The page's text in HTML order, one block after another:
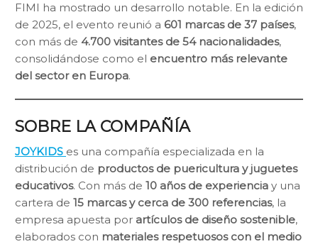
FIMI ha mostrado un desarrollo notable. En la edición
de 2025, el evento reunió a 601 marcas de 37 países,
con más de 4.700 visitantes de 54 nacionalidades,
consolidándose como el encuentro más relevante
del sector en Europa.
SOBRE LA COMPAÑÍA
JOYKIDS es una compañía especializada en la
distribución de productos de puericultura y juguetes
educativos. Con más de 10 años de experiencia y una
cartera de 15 marcas y cerca de 300 referencias, la
empresa apuesta por artículos de diseño sostenible,
elaborados con materiales respetuosos con el medio